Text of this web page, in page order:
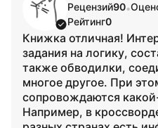
Рецензий90•
Рейтинг0
Книжка отличная!
задания на логику,
также обводилки,
многое другое. При
сопровождаются
Например, в